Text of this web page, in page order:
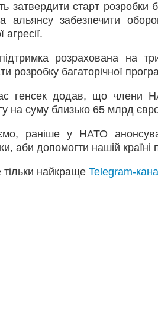
затвердити старт розробки
альянсу забезпечити
агресії.
розрахована на
розробку багаторічної
генсек додав, що члени
на суму близько 65 млрд
раніше у НАТО
аби допомогти нашій
тільки найкраще Telegram-